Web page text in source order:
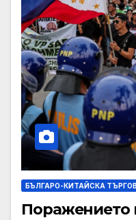
БЪЛГАРО-КИТАЙСКА
Поражението